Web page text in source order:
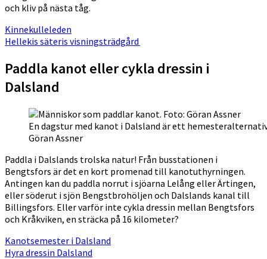
och kliv på nästa tåg.
Kinnekulleleden
Hellekis säteris visningsträdgård
Paddla kanot eller cykla dressin i
Dalsland
En dagstur med kanot i Dalsland är ett
Göran Assner
Paddla i Dalslands trolska natur! Från busstationen i
Bengtsfors är det en kort promenad till kanotuthyrningen.
Antingen kan du paddla norrut i sjöarna Lelång eller Ärtingen,
eller söderut i sjön Bengstbrohöljen och Dalslands kanal till
Billingsfors. Eller varför inte cykla dressin mellan Bengtsfors
och Kråkviken, en sträcka på 16 kilometer?
Kanotsemester i Dalsland
Hyra dressin Dalsland